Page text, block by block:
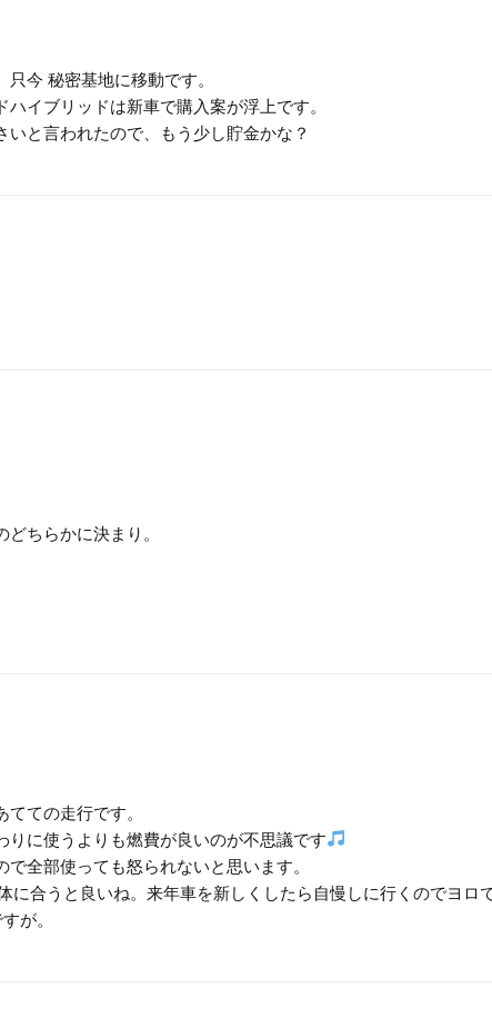
今 秘密基地に移動です。
イブリッドは新車で購入案が浮上です。
と言われたので、もう少し貯金かな？
ちらかに決まり。
ての走行です。
に使うよりも燃費が良いのが不思議です
全部使っても怒られないと思います。
に合うと良いね。来年車を新しくしたら自慢しに行くのでヨロ
が。